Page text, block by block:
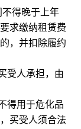
得晚于上年
求缴纳租赁费
，并扣除履约
受人承担，由
得用于危化品
买受人须合法